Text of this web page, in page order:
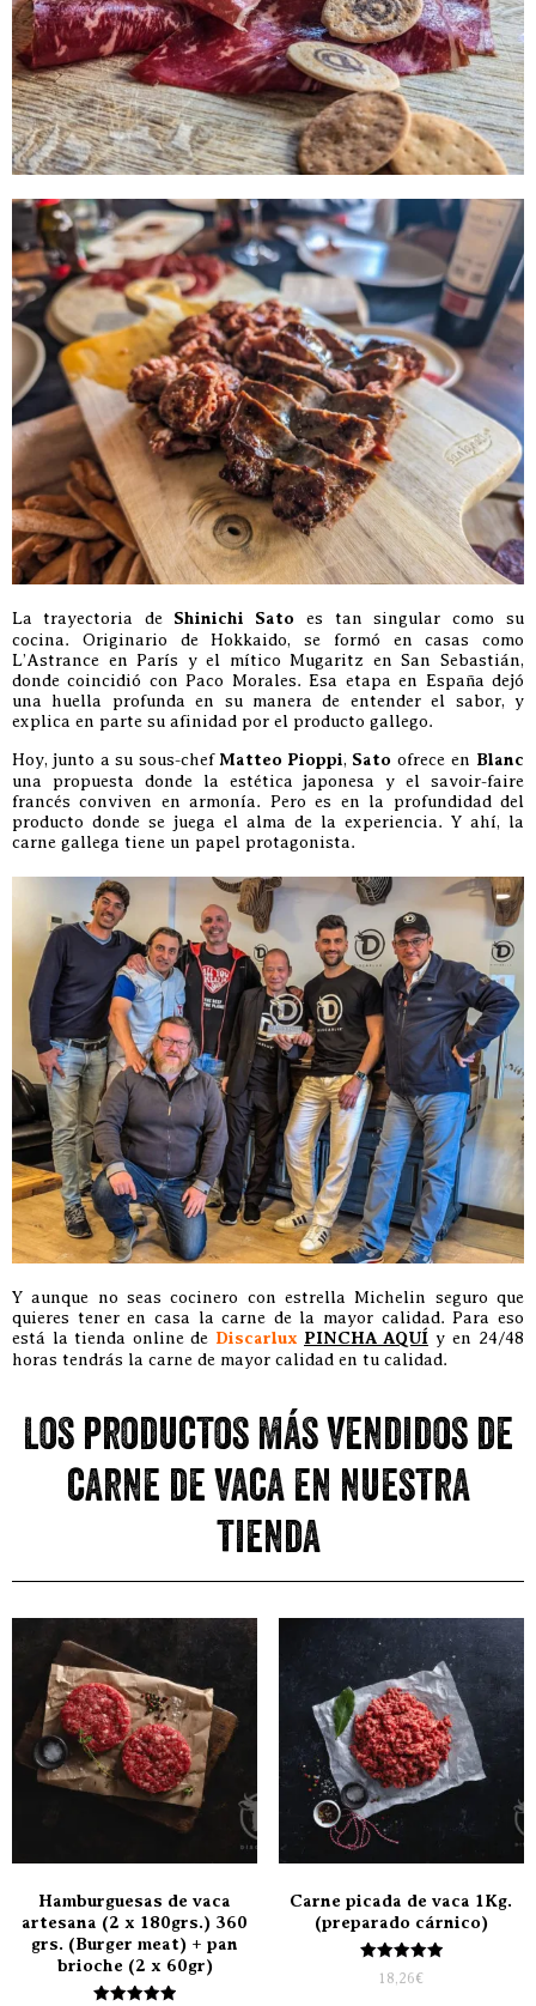
La trayectoria de Shinichi Sato es tan singular como su
cocina. Originario de Hokkaido, se formó en casas como
L’Astrance en París y el mítico Mugaritz en San Sebastián,
donde coincidió con Paco Morales. Esa etapa en España dejó
una huella profunda en su manera de entender el sabor, y
explica en parte su afinidad por el producto gallego.
Hoy, junto a su sous-chefMatteo Pioppi, Sato ofrece en Blanc
una propuesta donde la estética japonesa y el savoir-faire
francés conviven en armonía. Pero es en la profundidad del
producto donde se juega el alma de la experiencia. Y ahí, la
carne gallega tiene un papel protagonista.
Y aunque no seas cocinero con estrella Michelin seguro que
quieres tener en casa la carne de la mayor calidad. Para eso
está la tienda online de Discarlux PINCHA AQUÍ y en 24/48
horas tendrás la carne de mayor calidad en tu calidad.
Los productos más vendidos de
carne de vaca en nuestra
tienda
Hamburguesas de vaca
artesana (2 x 180grs.) 360
grs. (Burger meat) + pan
brioche (2 x 60gr)
Carne picada de vaca 1Kg.
(preparado cárnico)
Valorado
con
18,26€